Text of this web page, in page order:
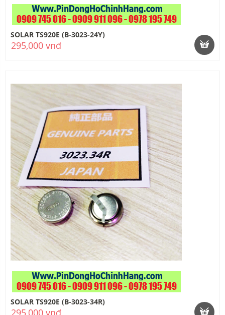
SOLAR TS920E (B-3023-24Y)
295,000 vnđ
SOLAR TS920E (B-3023-34R)
295,000 vnđ